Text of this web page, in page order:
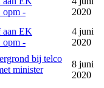
-
2020
EK
-
4 juni
2020
bij telco
minister
8 juni
2020